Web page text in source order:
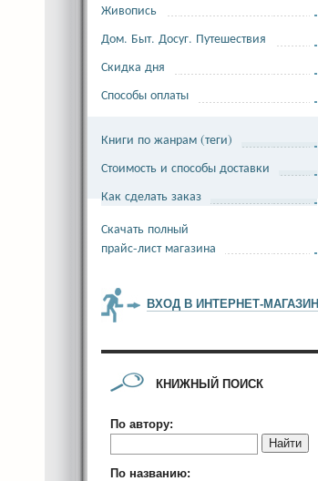
Живопись
Дом. Быт. Досуг. Путешествия
Скидка дня
Способы оплаты
Книги по жанрам (теги)
Стоимость и способы доставки
Как сделать заказ
Скачать полный
прайс-лист магазина
ВХОД В ИНТЕРНЕТ-МАГАЗИН
КНИЖНЫЙ ПОИСК
По автору:
Найти
По названию: